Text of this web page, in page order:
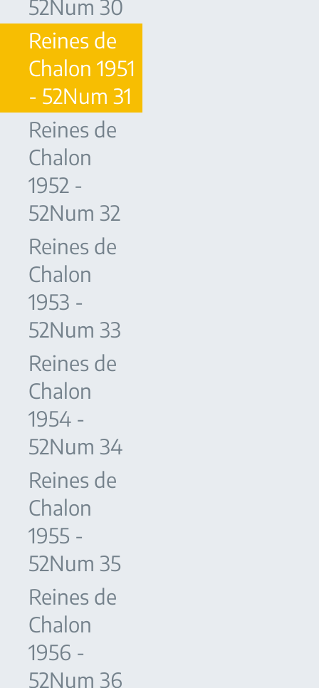
52Num 30
Reines de
Chalon 1951
- 52Num 31
Reines de
Chalon
1952 -
52Num 32
Reines de
Chalon
1953 -
52Num 33
Reines de
Chalon
1954 -
52Num 34
Reines de
Chalon
1955 -
52Num 35
Reines de
Chalon
1956 -
52Num 36